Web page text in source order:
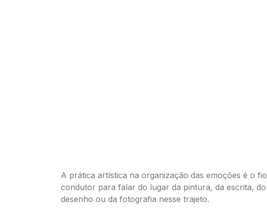
A prática artística na organização das emoções é o fio
condutor para falar do lugar da pintura, da escrita, do
desenho ou da fotografia nesse trajeto.